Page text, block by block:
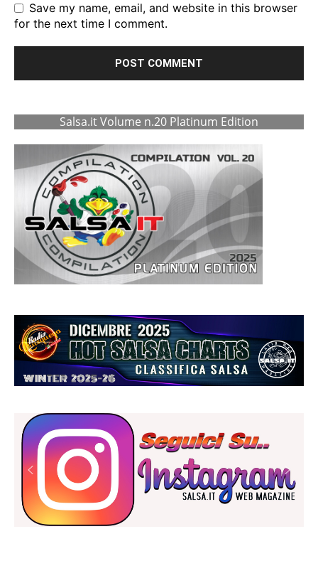
Save my name, email, and website in this browser
for the next time I comment.
Salsa.it Volume n.20 Platinum Edition